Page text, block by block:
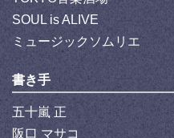
SOUL is ALIVE
ミュージックソムリエ
書き手
五十嵐 正
阪口 マサコ